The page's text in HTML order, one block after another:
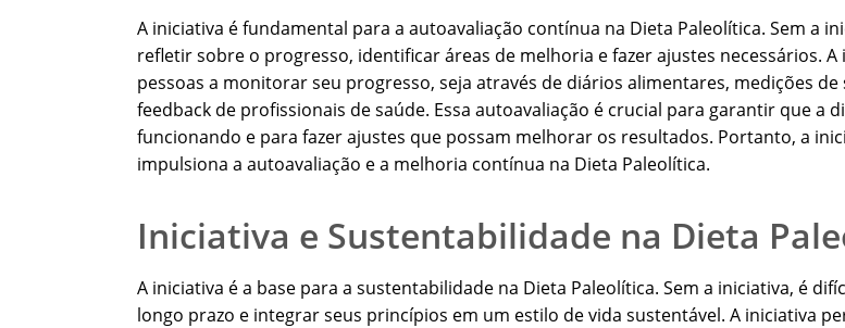
A iniciativa é fundamental para a autoavaliação contínua na Dieta Paleolítica. Sem a
refletir sobre o progresso, identificar áreas de melhoria e fazer ajustes necessários. A
pessoas a monitorar seu progresso, seja através de diários alimentares, medições de
feedback de profissionais de saúde. Essa autoavaliação é crucial para garantir que a
funcionando e para fazer ajustes que possam melhorar os resultados. Portanto, a
impulsiona a autoavaliação e a melhoria contínua na Dieta Paleolítica.
Iniciativa e Sustentabilidade na Dieta
A iniciativa é a base para a sustentabilidade na Dieta Paleolítica. Sem a iniciativa, é
longo prazo e integrar seus princípios em um estilo de vida sustentável. A iniciativa